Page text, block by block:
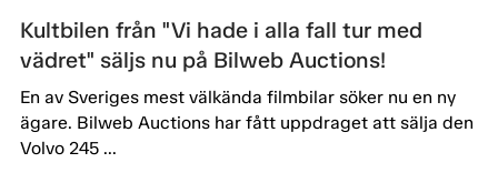
Kultbilen från "Vi hade i alla fall tur med
vädret" säljs nu på Bilweb Auctions!
En av Sveriges mest välkända filmbilar söker nu en ny
ägare. Bilweb Auctions har fått uppdraget att sälja den
Volvo 245 ...